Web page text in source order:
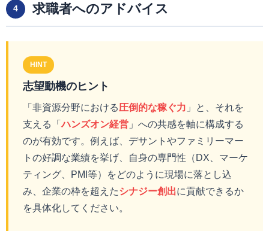
4 求職者へのアドバイス
HINT
志望動機のヒント
「非資源分野における圧倒的な稼ぐ力 」と、それを
支える「ハンズオン経営 」への共感を軸に構成する
のが有効です。例えば、デサントやファミリーマー
トの好調な業績を挙げ、自身の専門性（DX、マーケ
ティング、PMI等）をどのように現場に落とし込
み、企業の枠を超えたシナジー創出に貢献できるか
を具体化してください。